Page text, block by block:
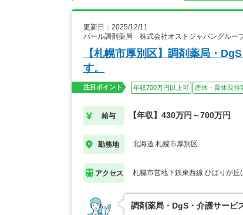
更新日：2025/12/11
パール調剤薬局 株式会社オストジャパングルー
【札幌市厚別区】調剤薬局・
す。
注目ポイント 年収700万円以上可 産休・育休取得
給与 【年収】430万円～700万円
勤務地 北海道 札幌市厚別区
アクセス 札幌市営地下鉄東西線 ひばりが丘
調剤薬局・DgS・介護サービ